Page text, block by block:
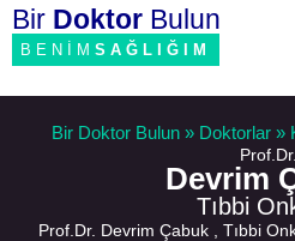
Bir Doktor Bulun
BENİM SAĞLIĞIM
Bir Doktor Bulun » Doktorlar »
Prof.Dr.
Devrim
Tıbbi
Prof.Dr. Devrim Çabuk , Tıbbi